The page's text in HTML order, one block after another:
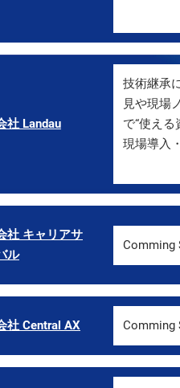
社 Landau
技術継承
見や現場
で“使え
現場導入
社 キャリアサ
ル
Comming
社 Central AX Comming